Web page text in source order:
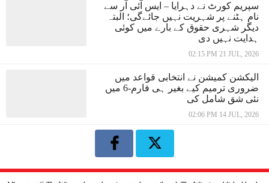
سپریم کورٹ نے دہرایا – ایس آئی آر سے
نام ہٹنے پر شہریت نہیں جائےگی؛ البتہ
دیگر شہری حقوق کے بارے میں کوئی
ہدایت نہیں دی
02:15 PM 21 JUL, 2026
الیکشن کمیشن نے انتخابی قواعد میں
ضروری ترمیم کیے بغیر ہی فارم-6 میں
نئی شق شامل کی
02:06 PM 14 JUL, 2026